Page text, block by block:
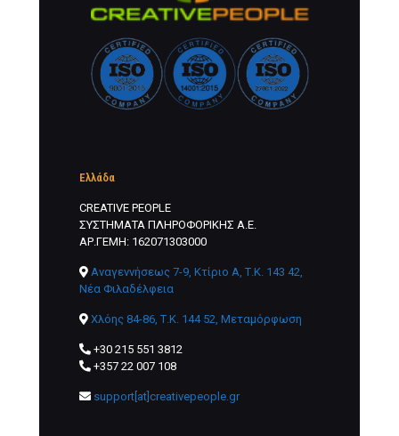
Ελλάδα
CREATIVE PEOPLE
ΣΥΣΤΗΜΑΤΑ ΠΛΗΡΟΦΟΡΙΚΗΣ Α.Ε.
ΑΡ.ΓΕΜΗ: 162071303000
Αναγεννήσεως 7-9, Κτίριο Α, Τ.Κ. 143 42,
Νέα Φιλαδέλφεια
Χλόης 84-86, Τ.Κ. 144 52, Μεταμόρφωση
+30 215 551 3812
+357 22 007 108
support[at]creativepeople.gr